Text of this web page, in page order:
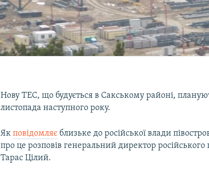
Нову ТЕС, що будується в Сакському районі,
листопада наступного року.
Якповідомляє близьке до російської влади
про це розповів генеральний директор
Тарас Цілий.